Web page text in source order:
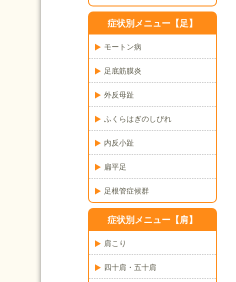
症状別メニュー【足】
モートン病
足底筋膜炎
外反母趾
ふくらはぎのしびれ
内反小趾
扁平足
足根管症候群
症状別メニュー【肩】
肩こり
四十肩・五十肩